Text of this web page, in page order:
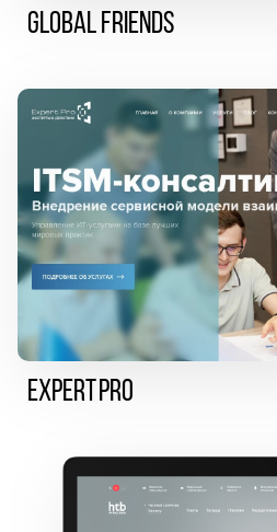
Global Friends
Expert Pro